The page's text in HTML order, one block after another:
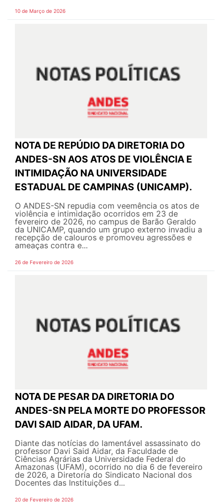
10 de Março de 2026
NOTA DE REPÚDIO DA DIRETORIA DO
ANDES-SN AOS ATOS DE VIOLÊNCIA E
INTIMIDAÇÃO NA UNIVERSIDADE
ESTADUAL DE CAMPINAS (UNICAMP).
O ANDES-SN repudia com veemência os atos de
violência e intimidação ocorridos em 23 de
fevereiro de 2026, no campus de Barão Geraldo
da UNICAMP, quando um grupo externo invadiu a
recepção de calouros e promoveu agressões e
ameaças contra e...
26 de Fevereiro de 2026
NOTA DE PESAR DA DIRETORIA DO
ANDES-SN PELA MORTE DO PROFESSOR
DAVI SAID AIDAR, DA UFAM.
Diante das notícias do lamentável assassinato do
professor Davi Said Aidar, da Faculdade de
Ciências Agrárias da Universidade Federal do
Amazonas (UFAM), ocorrido no dia 6 de fevereiro
de 2026, a Diretoria do Sindicato Nacional dos
Docentes das Instituições d...
20 de Fevereiro de 2026